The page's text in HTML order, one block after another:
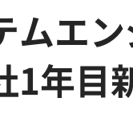
ムエ
1年目